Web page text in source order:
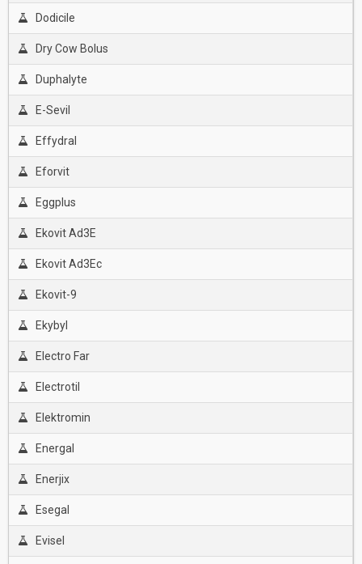
Dodicile
Dry Cow Bolus
Duphalyte
E-Sevil
Effydral
Eforvit
Eggplus
Ekovit Ad3E
Ekovit Ad3Ec
Ekovit-9
Ekybyl
Electro Far
Electrotil
Elektromin
Energal
Enerjix
Esegal
Evisel